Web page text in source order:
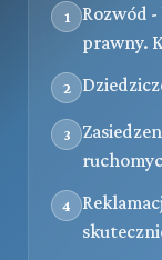
1
Rozwód
prawny.
2
3
4